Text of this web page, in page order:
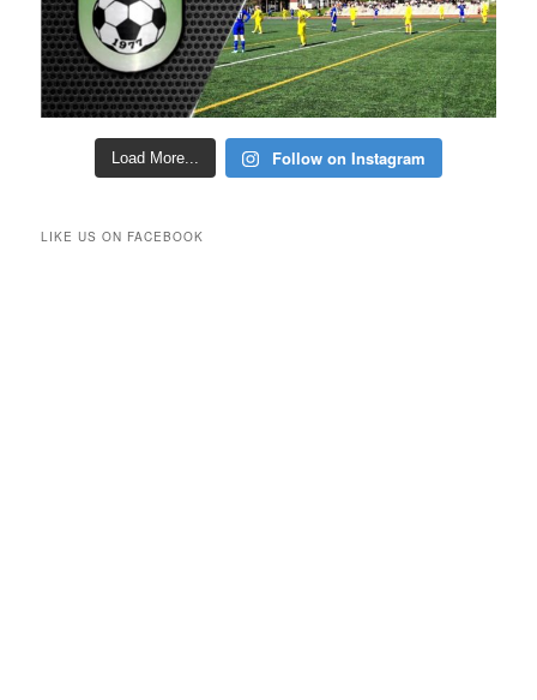
Load More... Follow on Instagram
LIKE US ON FACEBOOK